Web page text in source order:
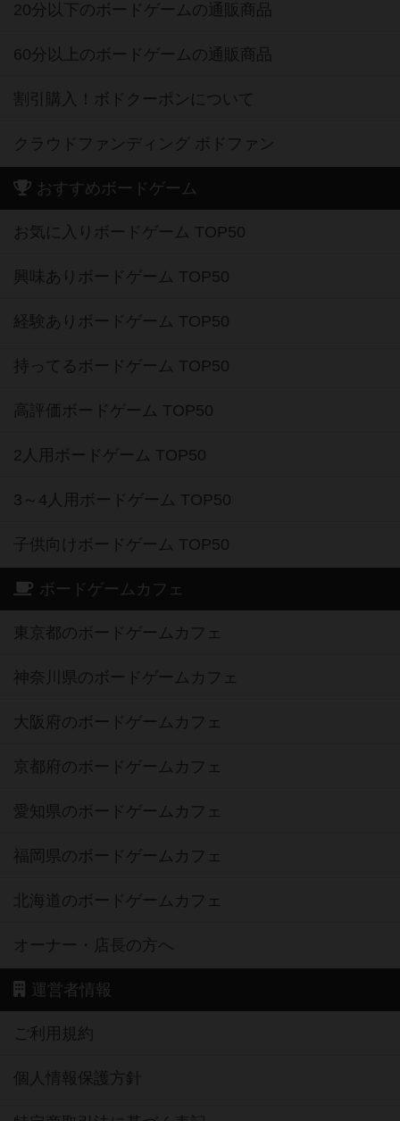
20分以下のボードゲームの通販商品
60分以上のボードゲームの通販商品
割引購入！ボドクーポンについて
クラウドファンディング ボドファン
おすすめボードゲーム
お気に入りボードゲーム TOP50
興味ありボードゲーム TOP50
経験ありボードゲーム TOP50
持ってるボードゲーム TOP50
高評価ボードゲーム TOP50
2人用ボードゲーム TOP50
3～4人用ボードゲーム TOP50
子供向けボードゲーム TOP50
ボードゲームカフェ
東京都のボードゲームカフェ
神奈川県のボードゲームカフェ
大阪府のボードゲームカフェ
京都府のボードゲームカフェ
愛知県のボードゲームカフェ
福岡県のボードゲームカフェ
北海道のボードゲームカフェ
オーナー・店長の方へ
運営者情報
ご利用規約
個人情報保護方針